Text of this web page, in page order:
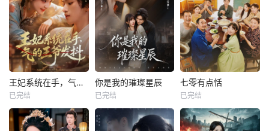
王妃系统在手，气的王爷发抖
已完结
你是我的璀璨星辰
已完结
七零有点恬
已完结